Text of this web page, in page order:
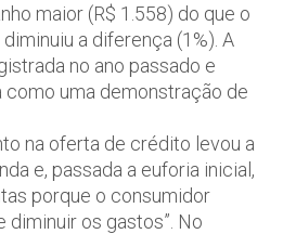
maior (R$ 1.558) do que o
a diferença (1%). A
no ano passado e
uma demonstração de
na oferta de crédito levou a
e, passada a euforia inicial,
porque o consumidor
diminuir os gastos”. No